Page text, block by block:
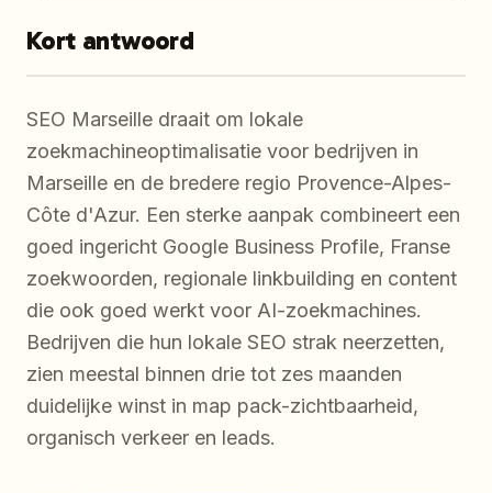
Kort antwoord
SEO Marseille draait om lokale
zoekmachineoptimalisatie voor bedrijven in
Marseille en de bredere regio Provence-Alpes-
Côte d'Azur. Een sterke aanpak combineert een
goed ingericht Google Business Profile, Franse
zoekwoorden, regionale linkbuilding en content
die ook goed werkt voor AI-zoekmachines.
Bedrijven die hun lokale SEO strak neerzetten,
zien meestal binnen drie tot zes maanden
duidelijke winst in map pack-zichtbaarheid,
organisch verkeer en leads.